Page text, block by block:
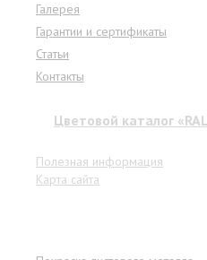
Галерея
Гарантии и сертификаты
Статьи
Контакты
Цветовой каталог
Полезная информация
Карта сайта